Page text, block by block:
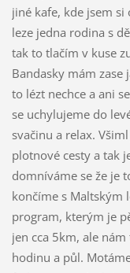
jiné kafe, kde jsem
leze jedna rodina s
tak to tlačím v kuse
Bandasky mám zase
to lézt nechce a ani
se uchylujeme do
svačinu a relax.
plotnové cesty a tak
domníváme se že je
končíme s Maltským
program, kterým je
jen cca 5km, ale
hodinu a půl.